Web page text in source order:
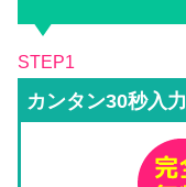
STEP1
カンタン30秒入力